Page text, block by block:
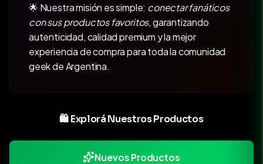
🌟 Nuestra misión es simple: conectar fanáticos
con sus productos favoritos, garantizando
autenticidad, calidad premium y la mejor
experiencia de compra para toda la comunidad
geek de Argentina.
🛍️ Explorá Nuestros Productos
Nuevos Productos